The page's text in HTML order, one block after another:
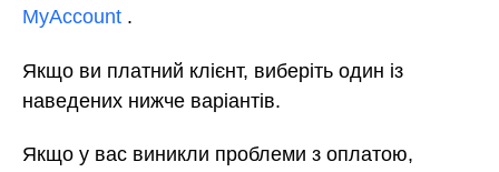
MyAccount .
Якщо ви платний клієнт, виберіть один із
наведених нижче варіантів.
Якщо у вас виникли проблеми з оплатою,